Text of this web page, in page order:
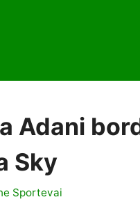
Adani
Sky
Sportevai